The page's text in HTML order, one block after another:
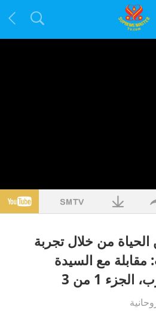
من خلال تجربة
مقابلة مع السيدة
1 من 3